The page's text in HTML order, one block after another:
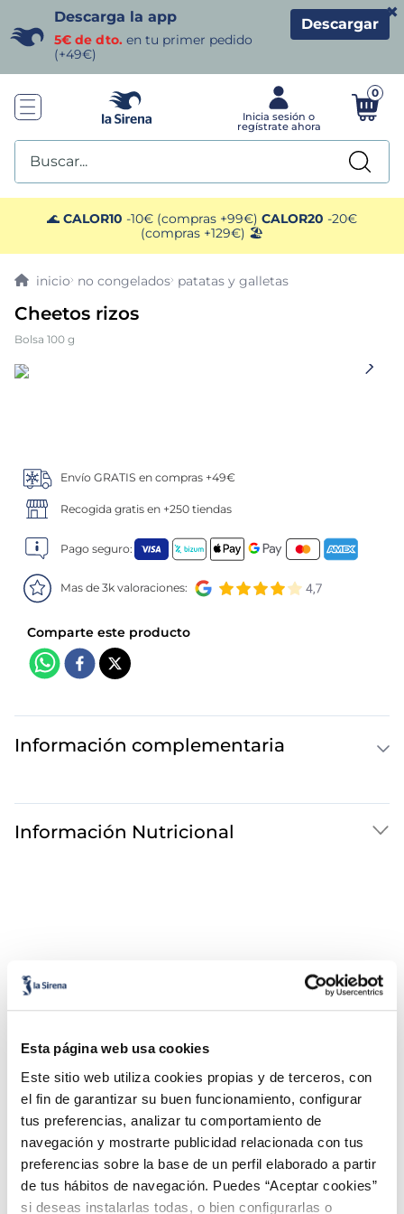
Esta página web usa cookies
Este sitio web utiliza cookies propias y de terceros, con
el fin de garantizar su buen funcionamiento, configurar
tus preferencias, analizar tu comportamiento de
navegación y mostrarte publicidad relacionada con tus
preferencias sobre la base de un perfil elaborado a partir
de tus hábitos de navegación. Puedes “Aceptar cookies”
si deseas instalarlas todas, o bien configurarlas o
Descarga la app
5€ de dto. en tu primer pedido
(+49€)
Descargar
×
0
Buscar...
🌊 CALOR10 -10€ (compras +99€) CALOR20 -20€
(compras +129€) 🏖️
no congelados patatas y galletas
Cheetos rizos
Bolsa 100 g
Envío GRATIS en compras +49€
Recogida gratis en +250 tiendas
Pago seguro:
Mas de 3k valoraciones:
Información complementaria
Información Nutricional
TÉRMINOS MÁS BUSCADOS
1. helados sirena
3. patatas
6. croquetas
. canelones
10. pollo